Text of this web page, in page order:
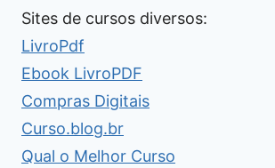
Sites de cursos diversos:
LivroPdf
Ebook LivroPDF
Compras Digitais
Curso.blog.br
Qual o Melhor Curso